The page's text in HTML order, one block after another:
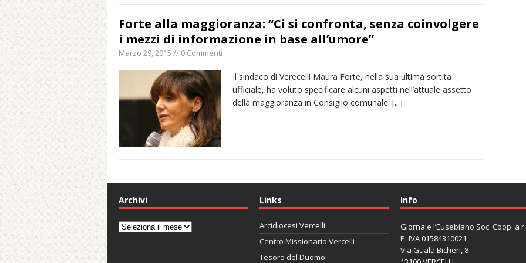
Forte alla maggioranza: “Ci si confronta, senza coinvolgere
i mezzi di informazione in base all’umore”
Marzo 29, 2015 // 0 Commenti
Il sindaco di Verecelli Maura Forte, nella sua ultima sortita
ufficiale, ha voluto specificare alcuni aspetti nell’attuale assetto
della maggioranza in Consiglio comunale: [...]
Archivi
Archivi
Links
Arcidiocesi Vercelli
Centro Missionario Vercelli
Tesoro del Duomo
Info
Giornale l’Eusebiano Soc. Coop. a
P. IVA 01584310021
Via Guala Bicheri, 8